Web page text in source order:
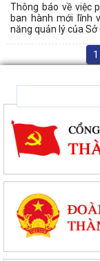
Thông báo về việc
ban hành mới lĩnh
năng quản lý của Sở
1